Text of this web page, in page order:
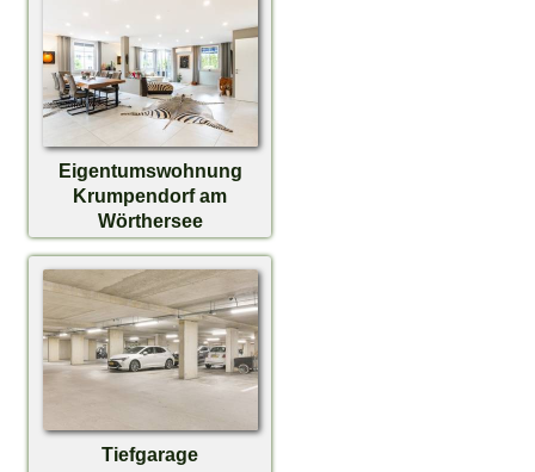
Eigentumswohnung
Krumpendorf am
Wörthersee
Tiefgarage